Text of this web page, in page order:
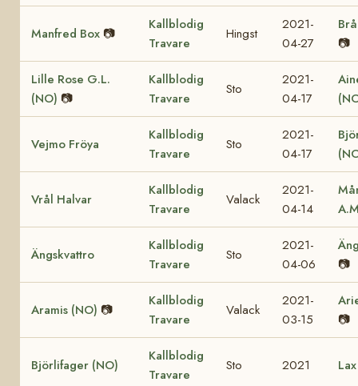
Manfred Box 📷
Kallblodig
Travare
Hingst
2021-
04-27
📷
Lille Rose G.L.
(NO) 📷
Kallblodig
Travare
Sto
2021-
04-17
Vejmo Fröya
Kallblodig
Travare
Sto
2021-
04-17
Vrål Halvar
Kallblodig
Travare
Valack
2021-
04-14
Ängskvattro
Kallblodig
Travare
Sto
2021-
04-06
📷
Aramis (NO) 📷
Kallblodig
Travare
Valack
2021-
03-15
📷
Björlifager (NO)
Kallblodig
Travare
Sto 2021